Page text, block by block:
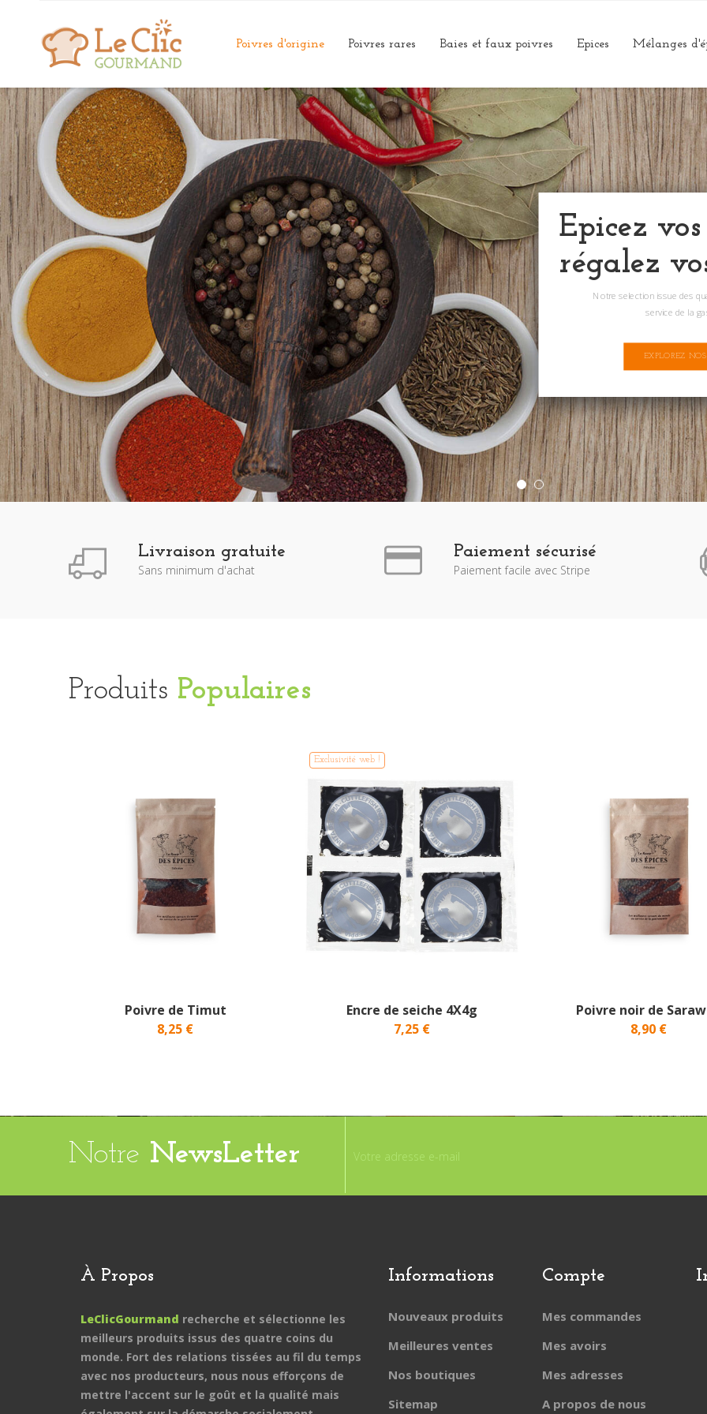
Poivres d'origine Poivres rares Baies et faux poivres Epices Mélanges
Epicez
régalez
Notre selection issue des
service de la
EXPLOREZ
Livraison gratuite
Sans minimum d'achat
Paiement sécurisé
Paiement facile avec Stripe
Produits Populaires
Poivre de Timut
8,25 €
Exclusivité web !
Encre de seiche 4X4g
7,25 €
Poivre noir de
8,90 €
Notre NewsLetter
À Propos
LeClicGourmand recherche et sélectionne les
meilleurs produits issus des quatre coins du
monde. Fort des relations tissées au fil du temps
avec nos producteurs, nous nous efforçons de
mettre l'accent sur le goût et la qualité mais
Informations
Nouveaux produits
Meilleures ventes
Nos boutiques
Sitemap
Compte
Mes commandes
Mes avoirs
Mes adresses
A propos de nous